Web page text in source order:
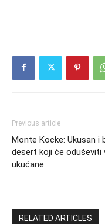
Previous article
Monte Kocke: Ukusan i
desert koji će oduševiti
ukućane
RELATED ARTICLES